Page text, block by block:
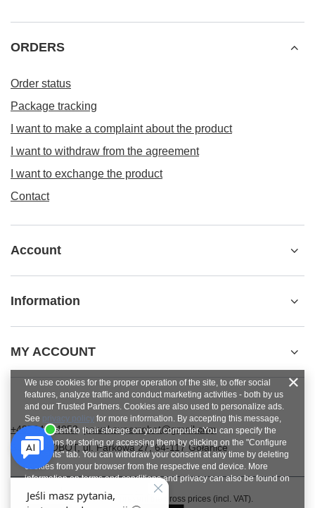
ORDERS
Order status
Package tracking
I want to make a complaint about the product
I want to withdraw from the agreement
I want to exchange the product
Contact
Account
Information
MY ACCOUNT
+48784454053 pawel.superrobot@gmail.com
SUPERROBOT,ul. Parkowa 27,64-117Gołanice
In the store we present the gross prices (incl. VAT).
We use cookies for the proper operation of the site, to offer social
features, analyze traffic and conduct marketing activities - both by us
and our Trusted Partners. Cookies are also used to personalize ads.
See privacy policy for more information. By accepting this message,
you consent to their storage on your computer. You can specify the
conditions for storing or accessing them by clicking on the "Configure
Consents" tab. You can withdraw your consent at any time by deleting
cookies from your browser from the respective end device. More
information on terms and conditions and privacy can also be found on
Google's Privacy and Terms page
.